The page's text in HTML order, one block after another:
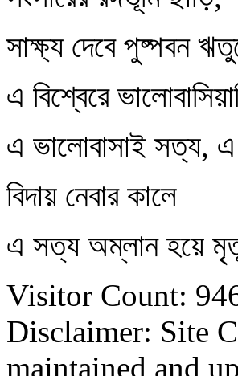
সাক্ষ্য দেবে পুষ্পবন
এ বিশ্বেরে
এ ভালোবাসাই সত্য, এ
বিদায় নেবার কালে
এ সত্য অম্লান হয়ে
Visitor Count:
Disclaimer: Site
maintained and